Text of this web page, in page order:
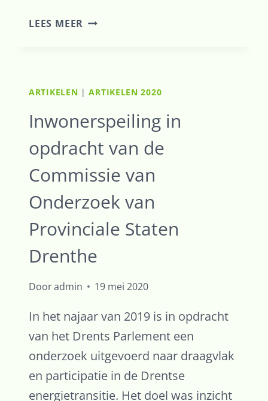
LEES MEER CONCLUSIES
VERDUURZAMEN’
HET
PLANBUREAU
DE
LEEFOMGEVING
EENZIJDIG
EN
TE
PESSIMISTISCH
ARTIKELEN |ARTIKELEN 2020
Inwonerspeiling in
opdracht van de
Commissie van
Onderzoek van
Provinciale Staten
Drenthe
Dooradmin 19 mei 2020
In het najaar van 2019 is in opdracht
van het Drents Parlement een
onderzoek uitgevoerd naar draagvlak
en participatie in de Drentse
energietransitie. Het doel was inzicht